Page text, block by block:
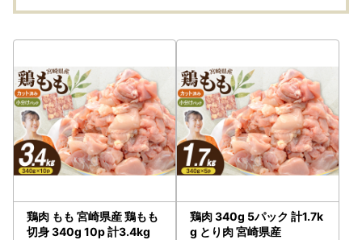
ざいます。
・カラーやサイズ、種類などを選択する返礼品について、ご
希望がある場合は必ず備考欄に記入いただきますようお願い
いたします。
・返礼品の送付は、日向市外にお住まいの方に限らせていた
だきます。
★個人情報について
します。
・ふるさと納税事務処理、申請書類の各種手続きのため
鶏肉 もも 宮崎県産 鶏もも
切身 340g 10p 計3.4kg
鶏肉 340g 5パック 計1.7k
g とり肉 宮崎県産